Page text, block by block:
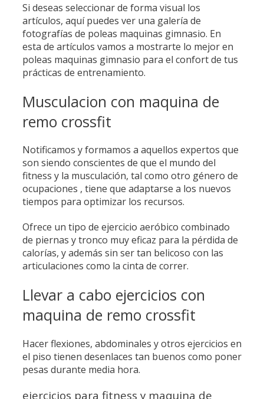
Si deseas seleccionar de forma visual los
artículos, aquí puedes ver una galería de
fotografías de poleas maquinas gimnasio. En
esta de artículos vamos a mostrarte lo mejor en
poleas maquinas gimnasio para el confort de tus
prácticas de entrenamiento.
Musculacion con maquina de
remo crossfit
Notificamos y formamos a aquellos expertos que
son siendo conscientes de que el mundo del
fitness y la musculación, tal como otro género de
ocupaciones , tiene que adaptarse a los nuevos
tiempos para optimizar los recursos.
Ofrece un tipo de ejercicio aeróbico combinado
de piernas y tronco muy eficaz para la pérdida de
calorías, y además sin ser tan belicoso con las
articulaciones como la cinta de correr.
Llevar a cabo ejercicios con
maquina de remo crossfit
Hacer flexiones, abdominales y otros ejercicios en
el piso tienen desenlaces tan buenos como poner
pesas durante media hora.
ejercicios para fitness y maquina de